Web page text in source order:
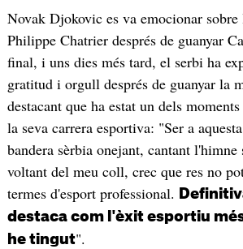
Novak Djokovic es va emocionar
Philippe Chatrier després de guanyar
final, i uns dies més tard, el serbi ha
gratitud i orgull després de guanyar la
destacant que ha estat un dels
la seva carrera esportiva: "Ser a
bandera sèrbia onejant, cantant
voltant del meu coll, crec que res no
termes d'esport professional.
destaca com l'èxit esportiu
he tingut".